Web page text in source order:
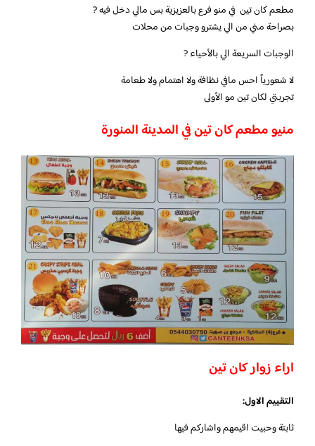
مطعم كان تين في منو فرع بالعزيزية بس مالي دخل فيه ?
بصراحة مني من الي يشترو وجبات من محلات
الوجبات السريعة الي بالأحياء ?
لا شعورياً احس مافي نظافة ولا اهتمام ولا طعامة
تجربتي لكان تين مو الأولى
منيو مطعم كان تين في المدينة المنورة
اراء زوار كان تين
التقييم الاول:
ثابتة وحبيت اقيمهم واشاركم فيها